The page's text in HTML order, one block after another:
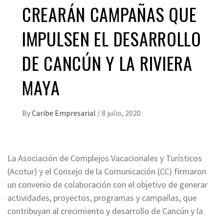
CREARÁN CAMPAÑAS QUE
IMPULSEN EL DESARROLLO
DE CANCÚN Y LA RIVIERA
MAYA
ByCaribe Empresarial /8 julio, 2020
La Asociación de Complejos Vacacionales y Turísticos
(Acotur) y el Consejo de la Comunicación (CC) firmaron
un convenio de colaboración con el objetivo de generar
actividades, proyectos, programas y campañas, que
contribuyan al crecimiento y desarrollo de Cancún y la